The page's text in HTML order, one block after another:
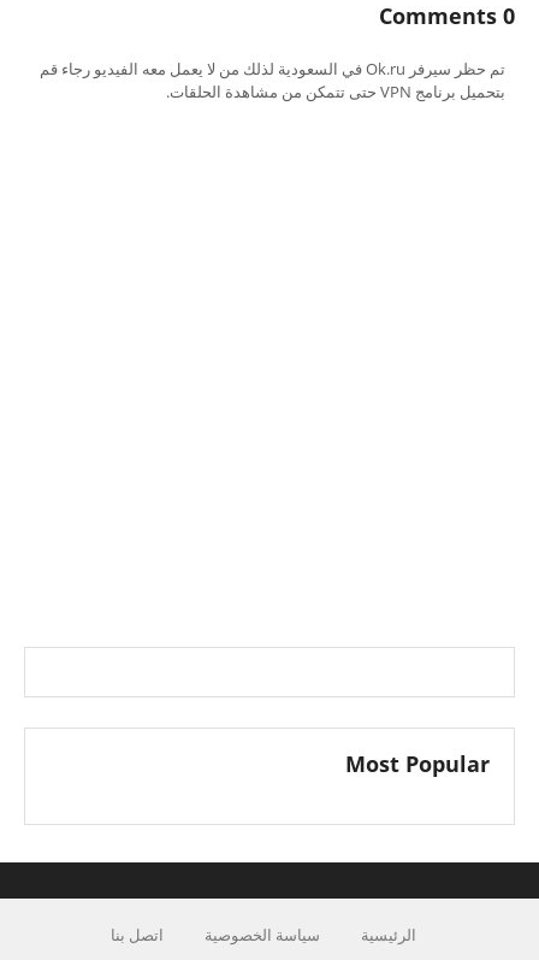
0 Comments
تم حظر سيرفر Ok.ru في السعودية لذلك من لا يعمل معه الفيديو رجاء قم
بتحميل برنامج VPN حتى تتمكن من مشاهدة الحلقات.
Most Popular
الرئيسية سياسة الخصوصية اتصل بنا